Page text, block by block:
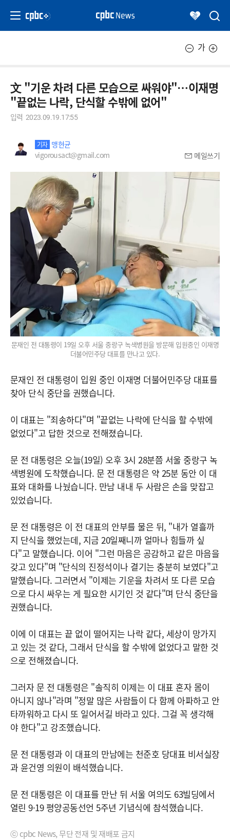
가
文 "기운 차려 다른 모습으로 싸워야"…이재명
"끝없는 나락, 단식할 수밖에 없어"
입력 2023.09.19.17:55
기자 맹현균
vigorousact@gmail.com
메일쓰기
문재인 전 대통령이 19일 오후 서울 중랑구 녹색병원을 방문해 입원중인 이재명
더불어민주당 대표를 만나고 있다.
문재인 전 대통령이 입원 중인 이재명 더불어민주당 대표를
찾아 단식 중단을 권했습니다.
이 대표는 "죄송하다"며 "끝없는 나락에 단식을 할 수밖에
없었다"고 답한 것으로 전해졌습니다.
문 전 대통령은 오늘(19일) 오후 3시 28분쯤 서울 중랑구 녹
색병원에 도착했습니다. 문 전 대통령은 약 25분 동안 이 대
표와 대화를 나눴습니다. 만남 내내 두 사람은 손을 맞잡고
있었습니다.
문 전 대통령은 이 전 대표의 안부를 물은 뒤, "내가 열흘까
지 단식을 했었는데, 지금 20일째니까 얼마나 힘들까 싶
다"고 말했습니다. 이어 "그런 마음은 공감하고 같은 마음을
갖고 있다"며 "단식의 진정석이나 결기는 충분히 보였다"고
말했습니다. 그러면서 "이제는 기운을 차려서 또 다른 모습
으로 다시 싸우는 게 필요한 시기인 것 같다"며 단식 중단을
권했습니다.
이에 이 대표는 끝 없이 떨어지는 나락 같다, 세상이 망가지
고 있는 것 같다, 그래서 단식을 할 수밖에 없었다고 말한 것
으로 전해졌습니다.
그러자 문 전 대통령은 "솔직히 이제는 이 대표 혼자 몸이
아니지 않나"라며 "정말 많은 사람들이 다 함께 아파하고 안
타까워하고 다시 또 일어서길 바라고 있다. 그걸 꼭 생각해
야 한다"고 강조했습니다.
문 전 대통령과 이 대표의 만남에는 천준호 당대표 비서실장
과 윤건영 의원이 배석했습니다.
문 전 대통령은 이 대표를 만난 뒤 서울 여의도 63빌딩에서
열린 9·19 평양공동선언 5주년 기념식에 참석했습니다.
ⓒ cpbc News, 무단 전재 및 재배포 금지